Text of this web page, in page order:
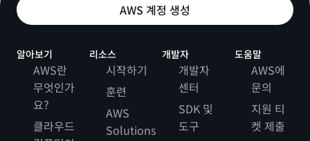
AWS 계정 생성
알아보기
AWS란
무엇인가
요?
클라우드
리소스
시작하기
훈련
AWS
Solutions
개발자
개발자
센터
SDK 및
도구
도움말
AWS에
문의
지원 티
켓 제출